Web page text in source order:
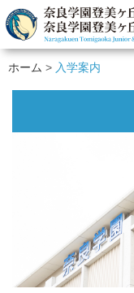
ホーム 入学案内